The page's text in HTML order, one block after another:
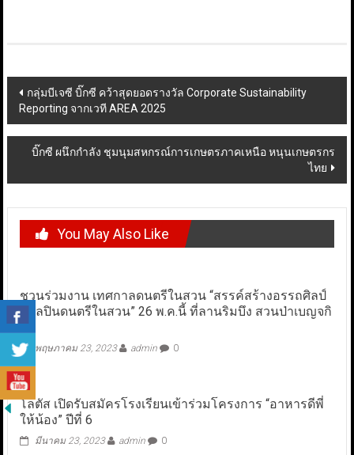
Post
navigation
กลุ่มบีเจซี บิ๊กซี คว้าสุดยอดรางวัล Corporate Sustainability
Reporting จากเวที AREA 2025
บิ๊กซี ผนึกกำลัง ชุมนุมสหกรณ์การเกษตรภาคเหนือ หนุนเกษตรกร
ไทย
You May Also Like
ชวนร่วมงาน เทศกาลดนตรีในสวน “สรรค์สร้างอรรถศิลป์
สู่ศิลปินดนตรีในสวน” 26 พ.ค.นี้ ที่ลานริมบึง สวนป่าเบญจกิ
ติ
พฤษภาคม 23, 2023 admin 0
โลตัส เปิดรับสมัครโรงเรียนเข้าร่วมโครงการ “อาหารดีพี่
ให้น้อง” ปีที่ 6
มีนาคม 23, 2023 admin 0